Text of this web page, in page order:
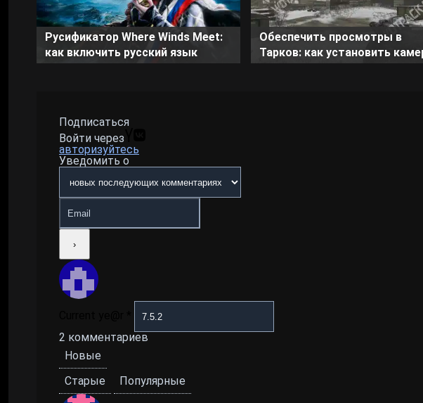
Русификатор Where Winds Meet:
как включить русский язык
Обеспечить просмотры в
Тарков: как установить
на локации Таможня
Подписаться
Войти через
авторизуйтесь
Уведомить о
2 комментариев
Новые
Старые
Популярные